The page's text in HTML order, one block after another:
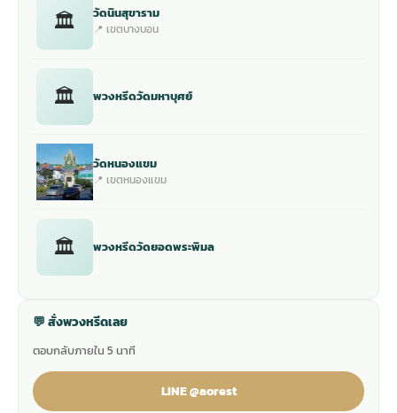
🏛 วัดนินสุขาราม
📍 เขตบางบอน
🏛 พวงหรีดวัดมหาบุศย์
วัดหนองแขม
📍 เขตหนองแขม
🏛 พวงหรีดวัดยอดพระพิมล
💬 สั่งพวงหรีดเลย
ตอบกลับภายใน 5 นาที
LINE @aorest